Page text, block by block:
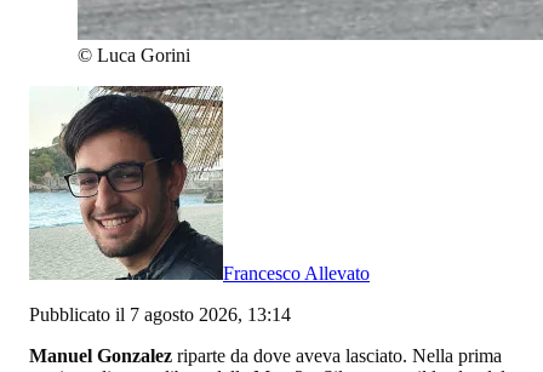
© Luca Gorini
Francesco Allevato
Pubblicato il 7 agosto 2026, 13:14
Manuel Gonzalez riparte da dove aveva lasciato. Nella prima